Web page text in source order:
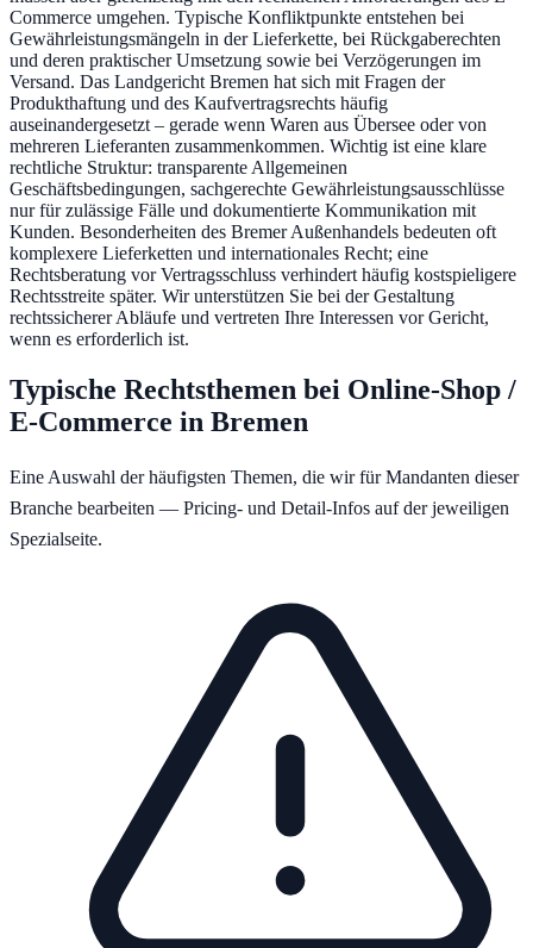
Commerce umgehen. Typische Konfliktpunkte entstehen bei
Gewährleistungsmängeln in der Lieferkette, bei Rückgaberechten
und deren praktischer Umsetzung sowie bei Verzögerungen im
Versand. Das Landgericht Bremen hat sich mit Fragen der
Produkthaftung und des Kaufvertragsrechts häufig
auseinandergesetzt – gerade wenn Waren aus Übersee oder von
mehreren Lieferanten zusammenkommen. Wichtig ist eine klare
rechtliche Struktur: transparente Allgemeinen
Geschäftsbedingungen, sachgerechte Gewährleistungsausschlüsse
nur für zulässige Fälle und dokumentierte Kommunikation mit
Kunden. Besonderheiten des Bremer Außenhandels bedeuten oft
komplexere Lieferketten und internationales Recht; eine
Rechtsberatung vor Vertragsschluss verhindert häufig kostspieligere
Rechtsstreite später. Wir unterstützen Sie bei der Gestaltung
rechtssicherer Abläufe und vertreten Ihre Interessen vor Gericht,
wenn es erforderlich ist.
Typische Rechtsthemen bei Online-Shop /
E-Commerce in Bremen
Eine Auswahl der häufigsten Themen, die wir für Mandanten dieser
Branche bearbeiten — Pricing- und Detail-Infos auf der jeweiligen
Spezialseite.